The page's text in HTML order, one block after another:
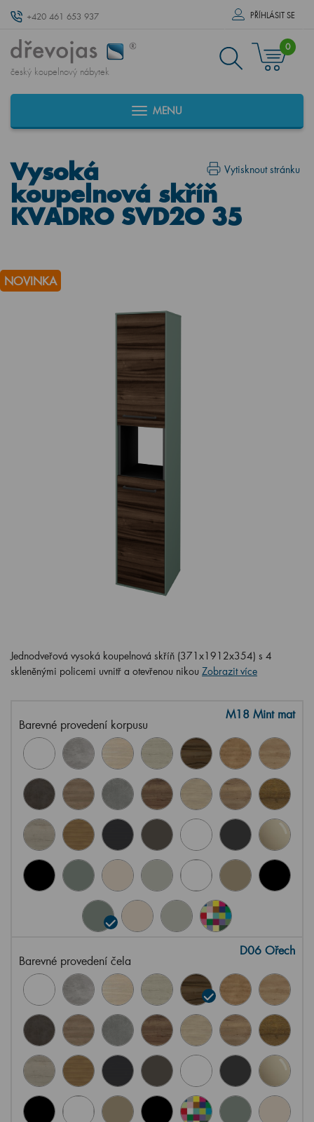
+420 461 653 937 PŘÍHLÁSIT SE
český koupelnový nábytek
0
MENU
Vytisknout stránku
Vysoká
koupelnová skříň
KVADRO SVD2O 35
NOVINKA
Jednodveřová vysoká koupelnová skříň (371x1912x354) s 4
skleněnými policemi uvnitř a otevřenou nikou Zobrazit více
Barevné provedení korpusu
M18 Mint mat
Barevné provedení čela
D06 Ořech